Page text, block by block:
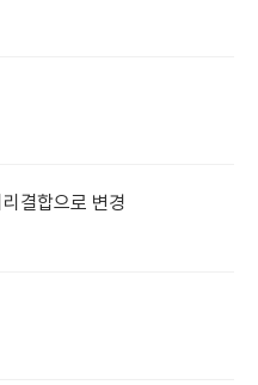
결합으로 변경